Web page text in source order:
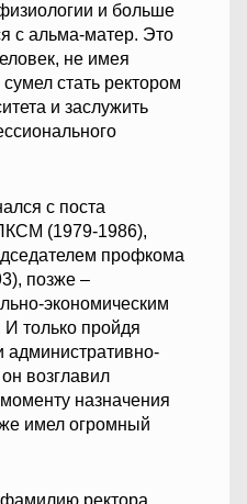
и больше
с альма-матер. Это
не имея
стать ректором
и заслужить
с поста
(1979-1986),
профкома
позже –
экономическим
только пройдя
административно-
возглавил
моменту назначения
имел огромный